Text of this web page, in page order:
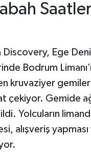
Ege
Bodrum
kruvaziyer
çekiyor. Gemide
Yolcuların
alışveriş